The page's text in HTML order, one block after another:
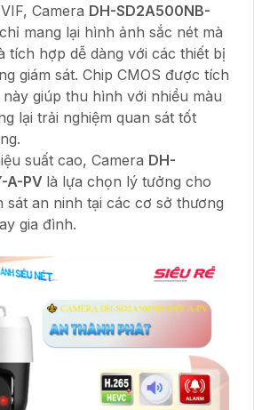
Camera DH-SD2A500NB-
mang lại hình ảnh sắc nét mà
tích hợp dễ dàng với các thiết bị
giám sát. Chip CMOS được tích
giúp thu hình với nhiều màu
lại trải nghiệm quan sát tốt
suất cao, Camera DH-
A-PV là lựa chọn lý tưởng cho
sát an ninh tại các cơ sở thương
gia đình.